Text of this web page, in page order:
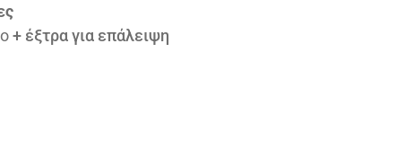
+ έξτρα για επάλειψη